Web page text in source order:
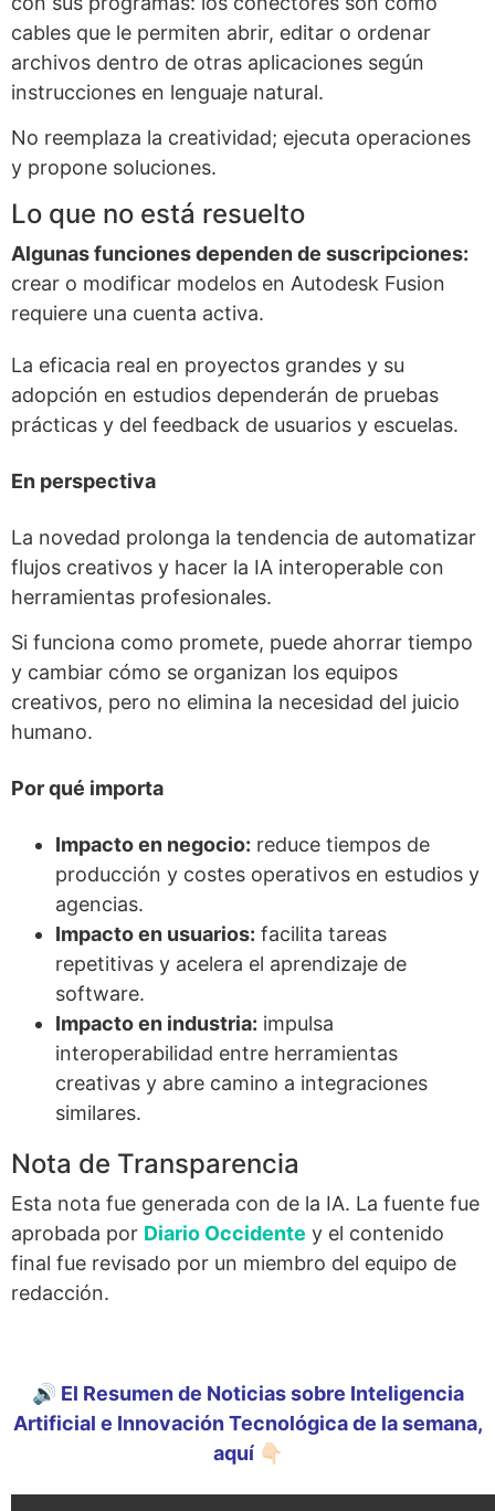
cables que le permiten abrir, editar o ordenar
archivos dentro de otras aplicaciones según
instrucciones en lenguaje natural.
No reemplaza la creatividad; ejecuta operaciones
y propone soluciones.
Lo que no está resuelto
Algunas funciones dependen de suscripciones:
crear o modificar modelos en Autodesk Fusion
requiere una cuenta activa.
La eficacia real en proyectos grandes y su
adopción en estudios dependerán de pruebas
prácticas y del feedback de usuarios y escuelas.
En perspectiva
La novedad prolonga la tendencia de automatizar
flujos creativos y hacer la IA interoperable con
herramientas profesionales.
Si funciona como promete, puede ahorrar tiempo
y cambiar cómo se organizan los equipos
creativos, pero no elimina la necesidad del juicio
humano.
Por qué importa
Impacto en negocio: reduce tiempos de
producción y costes operativos en estudios y
agencias.
Impacto en usuarios: facilita tareas
repetitivas y acelera el aprendizaje de
software.
Impacto en industria: impulsa
interoperabilidad entre herramientas
creativas y abre camino a integraciones
similares.
Nota de Transparencia
Esta nota fue generada con de la IA. La fuente fue
aprobada por Diario Occidente y el contenido
final fue revisado por un miembro del equipo de
redacción.
🔊 El Resumen de Noticias sobre Inteligencia
Artificial e Innovación Tecnológica de la semana,
aquí 👇🏻